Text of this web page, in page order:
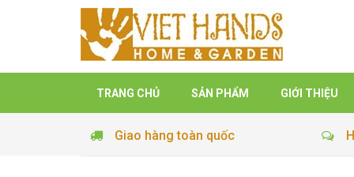
TRANG CHỦ SẢN PHẨM GIỚI THIỆU
Giao hàng toàn quốc